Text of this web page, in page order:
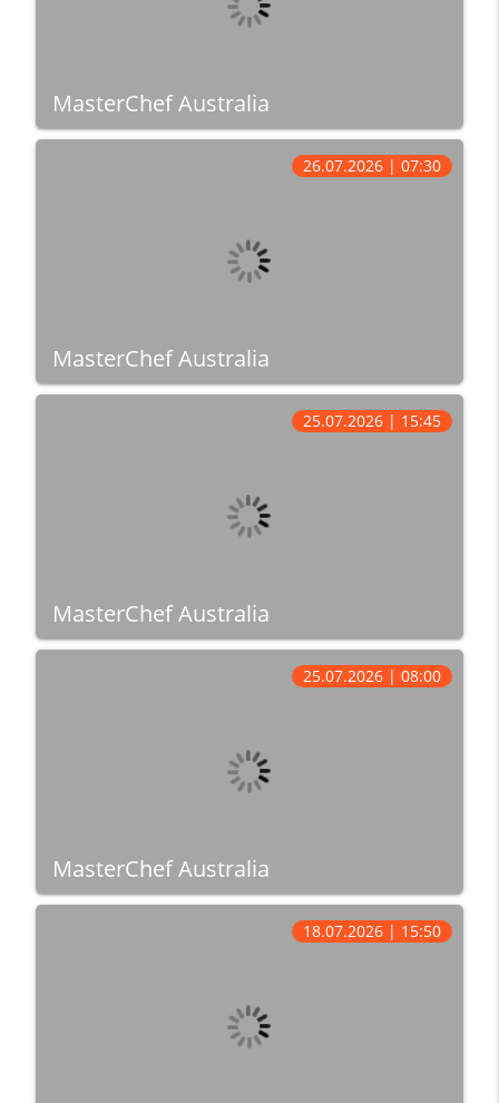
MasterChef Australia
MasterChef Australia
26.07.2026 | 07:30
MasterChef Australia
25.07.2026 | 15:45
MasterChef Australia
25.07.2026 | 08:00
18.07.2026 | 15:50